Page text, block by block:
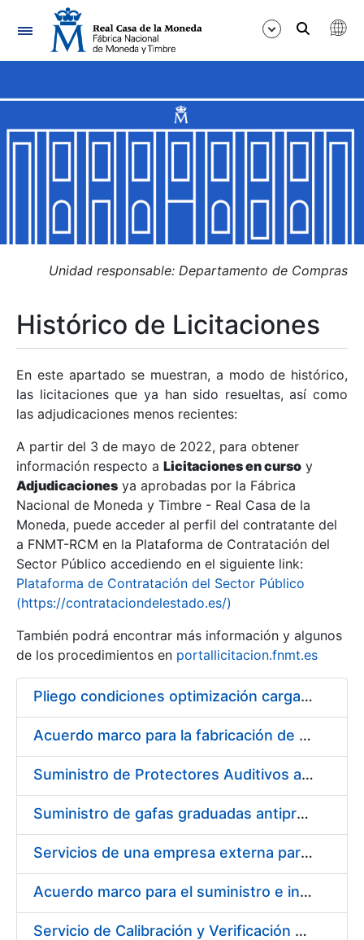
Navegación
Mostrar/Ocultar
Mostrar/Ocultar
Mostrar/Ocultar
Mostrar/Ocultar
Mostrar/Ocultar
Mostrar/Ocultar
Unidad responsable: Departamento de Compras
Histórico de Licitaciones
En este apartado se muestran, a modo de histórico,
las licitaciones que ya han sido resueltas, así como
las adjudicaciones menos recientes:
A partir del 3 de mayo de 2022, para obtener
información respecto a Licitaciones en curso y
Adjudicaciones ya aprobadas por la Fábrica
Nacional de Moneda y Timbre - Real Casa de la
Moneda, puede acceder al perfil del contratante del
a FNMT-RCM en la Plataforma de Contratación del
Sector Público accediendo en el siguiente link:
Plataforma de Contratación del Sector Público
(https://contrataciondelestado.es/)
También podrá encontrar más información y algunos
de los procedimientos en portallicitacion.fnmt.es
Pliego condiciones optimización cargas compras firmado
Acuerdo marco para la fabricación de piezas
Suministro de Protectores Auditivos a medida para las personas trabajadoras de los Centros de Trabajo de Madrid y Burgos
Suministro de gafas graduadas antiproyecciones para los trabajadores de la FNMT-RCM en los centros de trabajo de Madrid y Burgos
Servicios de una empresa externa para el asesoramiento y resolución de los recursos de alzada que se presentan relacionados con procesos de selección para la FNMT-RCM
Acuerdo marco para el suministro e instalación de persianas, estores y otros complementos
Servicio de Calibración y Verificación Externa de los Equipos de Medición del Servicio de Prevención de la FNMT-RCM